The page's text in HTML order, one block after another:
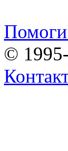
Помоги
©